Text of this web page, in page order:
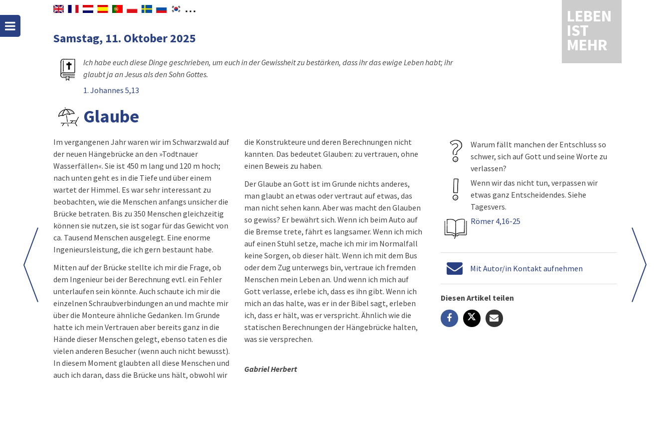
LEBEN
IST
MEHR
Samstag, 11. Oktober 2025
Ich habe euch diese Dinge geschrieben, um euch in der Gewissheit zu bestärken, dass ihr das ewige Leben habt; ihr
glaubt ja an Jesus als den Sohn Gottes.
1. Johannes 5,13
Glaube
Im vergangenen Jahr waren wir im Schwarzwald auf
der neuen Hängebrücke an den »Todtnauer
Wasserfällen«. Sie ist 450 m lang und 120 m hoch;
nach unten geht es in die Tiefe und über einem
wartet der Himmel. Es war sehr interessant zu
beobachten, wie die Menschen anfangs unsicher die
Brücke betraten. Bis zu 350 Menschen gleichzeitig
können sie nutzen, sie ist sogar für das Gewicht von
ca. Tausend Menschen ausgelegt. Eine enorme
Ingenieursleistung, die ich gern bestaunt habe.
Mitten auf der Brücke stellte ich mir die Frage, ob
dem Ingenieur bei der Berechnung evtl. ein Fehler
unterlaufen sein könnte. Auch schaute ich mir die
einzelnen Schraubverbindungen an und machte mir
über die Monteure ähnliche Gedanken. Im Grunde
hatte ich mein Vertrauen aber bereits ganz in die
Hände dieser Menschen gelegt, ebenso taten es die
vielen anderen Besucher (wenn auch nicht bewusst).
In diesem Moment glaubten all diese Menschen und
auch ich daran, dass die Brücke uns hält, obwohl wir
die Konstrukteure und deren Berechnungen nicht
kannten. Das bedeutet Glauben: zu vertrauen, ohne
einen Beweis zu haben.
Der Glaube an Gott ist im Grunde nichts anderes,
man glaubt an etwas oder vertraut auf etwas, das
man nicht sehen kann. Aber was macht den Glauben
so gewiss? Er bewährt sich. Wenn ich beim Auto auf
die Bremse trete, fährt es langsamer. Wenn ich mich
auf einen Stuhl setze, mache ich mir im Normalfall
keine Sorgen, ob dieser hält. Wenn ich mit dem Bus
oder dem Zug unterwegs bin, vertraue ich fremden
Menschen mein Leben an. Und wenn ich mich auf
Gott verlasse, erlebe ich, dass es ihn gibt. Wenn ich
mich an das halte, was er in der Bibel sagt, erleben
ich, dass er hält, was er verspricht. Ähnlich wie die
statischen Berechnungen der Hängebrücke halten,
was sie versprechen.
Gabriel Herbert
Warum fällt manchen der Entschluss so
schwer, sich auf Gott und seine Worte zu
verlassen?
Wenn wir das nicht tun, verpassen wir
etwas ganz Entscheidendes. Siehe
Tagesvers.
Römer 4,16-25
Mit Autor/in Kontakt aufnehmen
Diesen Artikel teilen